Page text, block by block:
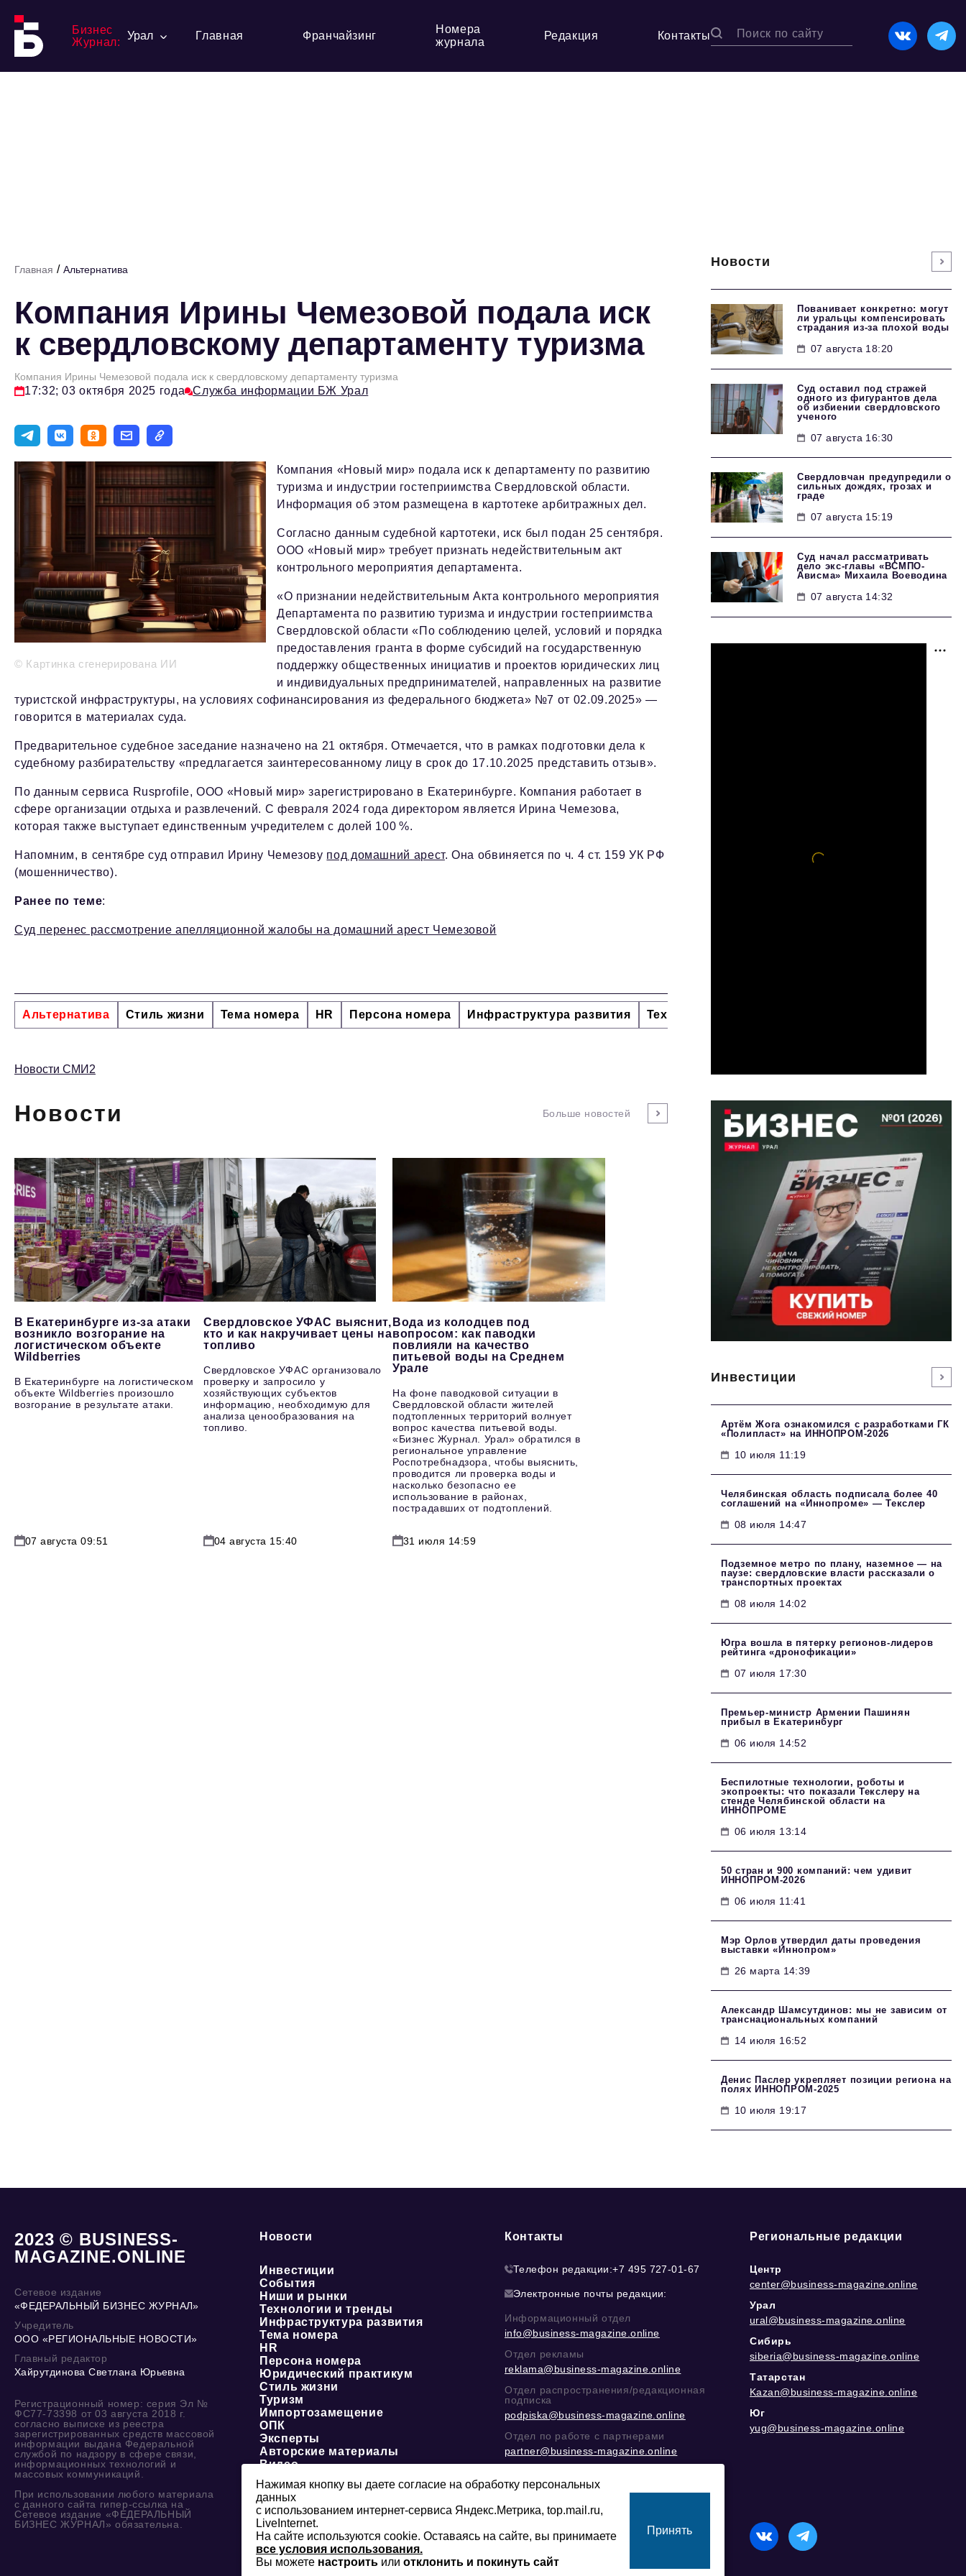
Бизнес
Журнал:
Урал Главная Франчайзинг
Номера
журнала
Редакция Контакты
Главная / Альтернатива
Компания Ирины Чемезовой подала иск
к свердловскому департаменту туризма
Компания Ирины Чемезовой подала иск к свердловскому департаменту туризма
17:32; 03 октября 2025 года Служба информации БЖ Урал
© Картинка сгенерирована ИИ
Компания «Новый мир» подала иск к департаменту по развитию
туризма и индустрии гостеприимства Свердловской области.
Информация об этом размещена в картотеке арбитражных дел.
Согласно данным судебной картотеки, иск был подан 25 сентября.
ООО «Новый мир» требует признать недействительным акт
контрольного мероприятия департамента.
«О признании недействительным Акта контрольного мероприятия
Департамента по развитию туризма и индустрии гостеприимства
Свердловской области «По соблюдению целей, условий и порядка
предоставления гранта в форме субсидий на государственную
поддержку общественных инициатив и проектов юридических лиц
и индивидуальных предпринимателей, направленных на развитие
туристской инфраструктуры, на условиях софинансирования из федерального бюджета» №7 от 02.09.2025» —
говорится в материалах суда.
Предварительное судебное заседание назначено на 21 октября. Отмечается, что в рамках подготовки дела к
судебному разбирательству «предлагается заинтересованному лицу в срок до 17.10.2025 представить отзыв».
По данным сервиса Rusprofile, ООО «Новый мир» зарегистрировано в Екатеринбурге. Компания работает в
сфере организации отдыха и развлечений. С февраля 2024 года директором является Ирина Чемезова,
которая также выступает единственным учредителем с долей 100 %.
Напомним, в сентябре суд отправил Ирину Чемезову под домашний арест. Она обвиняется по ч. 4 ст. 159 УК РФ
(мошенничество).
Ранее по теме:
Суд перенес рассмотрение апелляционной жалобы на домашний арест Чемезовой
Альтернатива Стиль жизни Тема номера HR Персона номера Инфраструктура развития Технологии и тренды
Новости СМИ2
Новости Больше новостей
В Екатеринбурге из-за атаки
возникло возгорание на
логистическом объекте
Wildberries
В Екатеринбурге на логистическом
объекте Wildberries произошло
возгорание в результате атаки.
07 августа 09:51
Свердловское УФАС выяснит,
кто и как накручивает цены на
топливо
Свердловское УФАС организовало
проверку и запросило у
хозяйствующих субъектов
информацию, необходимую для
анализа ценообразования на
топливо.
04 августа 15:40
Вода из колодцев под
вопросом: как паводки
повлияли на качество
питьевой воды на Среднем
Урале
На фоне паводковой ситуации в
Свердловской области жителей
подтопленных территорий волнует
вопрос качества питьевой воды.
«Бизнес Журнал. Урал» обратился в
региональное управление
Роспотребнадзора, чтобы выяснить,
проводится ли проверка воды и
насколько безопасно ее
использование в районах,
пострадавших от подтоплений.
31 июля 14:59
Новости
Пованивает конкретно: могут
ли уральцы компенсировать
страдания из-за плохой воды
07 августа 18:20
Суд оставил под стражей
одного из фигурантов дела
об избиении свердловского
ученого
07 августа 16:30
Свердловчан предупредили о
сильных дождях, грозах и
граде
07 августа 15:19
Суд начал рассматривать
дело экс-главы «ВСМПО-
Ависма» Михаила Воеводина
07 августа 14:32
Инвестиции
Артём Жога ознакомился с разработками ГК
«Полипласт» на ИННОПРОМ-2026
10 июля 11:19
Челябинская область подписала более 40
соглашений на «Иннопроме» — Текслер
08 июля 14:47
Подземное метро по плану, наземное — на
паузе: свердловские власти рассказали о
транспортных проектах
08 июля 14:02
Югра вошла в пятерку регионов-лидеров
рейтинга «дронофикации»
07 июля 17:30
Премьер-министр Армении Пашинян
прибыл в Екатеринбург
06 июля 14:52
Беспилотные технологии, роботы и
экопроекты: что показали Текслеру на
стенде Челябинской области на
ИННОПРОМЕ
06 июля 13:14
50 стран и 900 компаний: чем удивит
ИННОПРОМ‑2026
06 июля 11:41
Мэр Орлов утвердил даты проведения
выставки «Иннопром»
26 марта 14:39
Александр Шамсутдинов: мы не зависим от
транснациональных компаний
14 июля 16:52
Денис Паслер укрепляет позиции региона на
полях ИННОПРОМ-2025
10 июля 19:17
2023 © BUSINESS-
MAGAZINE.ONLINE
Сетевое издание
«ФЕДЕРАЛЬНЫЙ БИЗНЕС ЖУРНАЛ»
Учредитель
ООО «РЕГИОНАЛЬНЫЕ НОВОСТИ»
Главный редактор
Хайрутдинова Светлана Юрьевна
Регистрационный номер: серия Эл №
ФС77-73398 от 03 августа 2018 г.
согласно выписке из реестра
зарегистрированных средств массовой
информации выдана Федеральной
службой по надзору в сфере связи,
информационных технологий и
массовых коммуникаций.
При использовании любого материала
с данного сайта гипер-ссылка на
Сетевое издание «ФЕДЕРАЛЬНЫЙ
БИЗНЕС ЖУРНАЛ» обязательна.
Новости
Инвестиции
События
Ниши и рынки
Технологии и тренды
Инфраструктура развития
Тема номера
HR
Персона номера
Юридический практикум
Стиль жизни
Туризм
Импортозамещение
ОПК
Эксперты
Авторские материалы
Видео
Контакты
Телефон редакции:+7 495 727-01-67
Электронные почты редакции:
Информационный отдел
info@business-magazine.online
Отдел рекламы
reklama@business-magazine.online
Отдел распространения/редакционная
подписка
podpiska@business-magazine.online
Отдел по работе с партнерами
partner@business-magazine.online
@mazovилиMAX
16+
Сайт может содержать контент, не предназначенный для лиц
младше 16-ти лет.
Региональные редакции
Центр
center@business-magazine.online
Урал
ural@business-magazine.online
Сибирь
siberia@business-magazine.online
Татарстан
Kazan@business-magazine.online
Юг
yug@business-magazine.online
Нажимая кнопку вы даете согласие на обработку персональных
данных
с использованием интернет-сервиса Яндекс.Метрика, top.mail.ru,
LiveInternet.
На сайте используются cookie. Оставаясь на сайте, вы принимаете
все условия использования.
Вы можете настроить или отклонить и покинуть сайт
Принять